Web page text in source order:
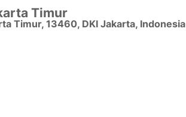
Timur
Timur, 13460, DKI Jakarta, Indonesia